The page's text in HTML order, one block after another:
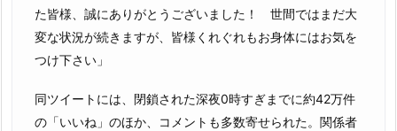
た皆様、誠にありがとうございました！ 世間ではまだ大
変な状況が続きますが、皆様くれぐれもお身体にはお気を
つけ下さい」
同ツイートには、閉鎖された深夜0時すぎまでに約42万件
の「いいね」のほか、コメントも多数寄せられた。関係者